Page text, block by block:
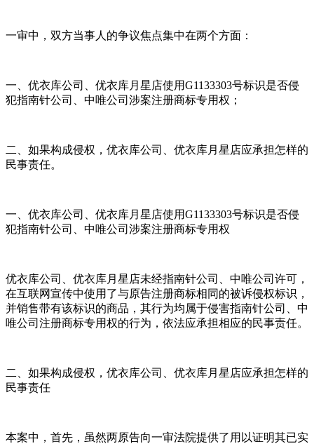
一审中，双方当事人的争议焦点集中在两个方面：
一、优衣库公司、优衣库月星店使用G1133303号标识是否侵
犯指南针公司、中唯公司涉案注册商标专用权；
二、如果构成侵权，优衣库公司、优衣库月星店应承担怎样的
民事责任。
一、优衣库公司、优衣库月星店使用G1133303号标识是否侵
犯指南针公司、中唯公司涉案注册商标专用权
优衣库公司、优衣库月星店未经指南针公司、中唯公司许可，
在互联网宣传中使用了与原告注册商标相同的被诉侵权标识，
并销售带有该标识的商品，其行为均属于侵害指南针公司、中
唯公司注册商标专用权的行为，依法应承担相应的民事责任。
二、如果构成侵权，优衣库公司、优衣库月星店应承担怎样的
民事责任
本案中，首先，虽然两原告向一审法院提供了用以证明其已实